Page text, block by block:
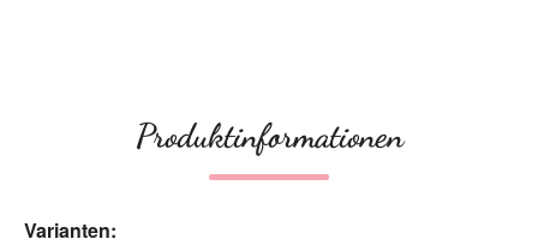
Produktinformationen
Varianten: